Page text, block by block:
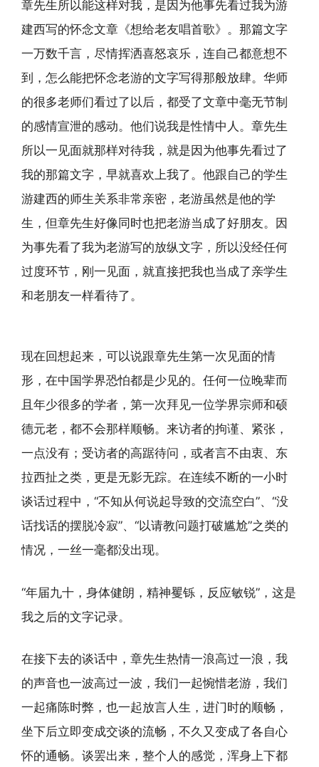
章先生所以能这样对我，是因为他事先看过我为游
建西写的怀念文章《想给老友唱首歌》。那篇文字
一万数千言，尽情挥洒喜怒哀乐，连自己都意想不
到，怎么能把怀念老游的文字写得那般放肆。华师
的很多老师们看过了以后，都受了文章中毫无节制
的感情宣泄的感动。他们说我是性情中人。章先生
所以一见面就那样对待我，就是因为他事先看过了
我的那篇文字，早就喜欢上我了。他跟自己的学生
游建西的师生关系非常亲密，老游虽然是他的学
生，但章先生好像同时也把老游当成了好朋友。因
为事先看了我为老游写的放纵文字，所以没经任何
过度环节，刚一见面，就直接把我也当成了亲学生
和老朋友一样看待了。
现在回想起来，可以说跟章先生第一次见面的情
形，在中国学界恐怕都是少见的。任何一位晚辈而
且年少很多的学者，第一次拜见一位学界宗师和硕
德元老，都不会那样顺畅。来访者的拘谨、紧张，
一点没有；受访者的高踞待问，或者言不由衷、东
拉西扯之类，更是无影无踪。在连续不断的一小时
谈话过程中，“不知从何说起导致的交流空白”、“没
话找话的摆脱冷寂”、“以请教问题打破尴尬”之类的
情况，一丝一毫都没出现。
“年届九十，身体健朗，精神矍铄，反应敏锐”，这是
我之后的文字记录。
在接下去的谈话中，章先生热情一浪高过一浪，我
的声音也一波高过一波，我们一起惋惜老游，我们
一起痛陈时弊，也一起放言人生，进门时的顺畅，
坐下后立即变成交谈的流畅，不久又变成了各自心
怀的通畅。谈罢出来，整个人的感觉，浑身上下都